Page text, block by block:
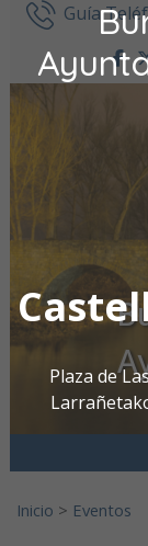
Plaza de
Ir al contenido
Guía
Inicio > Eventos